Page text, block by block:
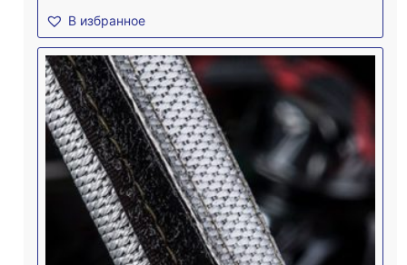
В избранное